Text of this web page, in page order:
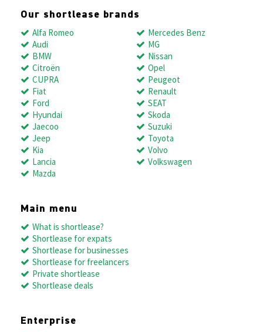
Our shortlease brands
Alfa Romeo
Audi
BMW
Citroën
CUPRA
Fiat
Ford
Hyundai
Jaecoo
Jeep
Kia
Lancia
Mazda
Mercedes Benz
MG
Nissan
Opel
Peugeot
Renault
SEAT
Skoda
Suzuki
Toyota
Volvo
Volkswagen
Main menu
What is shortlease?
Shortlease for expats
Shortlease for businesses
Shortlease for freelancers
Private shortlease
Shortlease deals
Enterprise